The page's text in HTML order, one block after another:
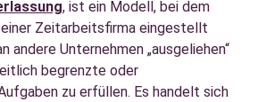
, ist ein Modell, bei dem
Zeitarbeitsfirma eingestellt
andere Unternehmen „ausgeliehen“
begrenzte oder
zu erfüllen. Es handelt sich